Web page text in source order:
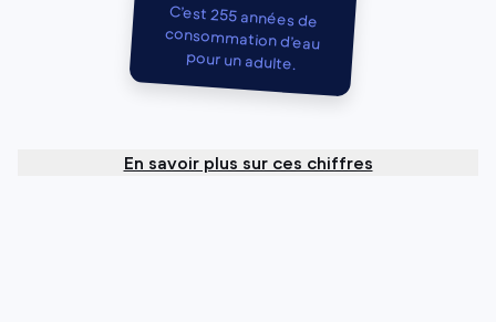
C’est 255 années de
consommation d’eau
pour un adulte.
En savoir plus sur ces chiffres